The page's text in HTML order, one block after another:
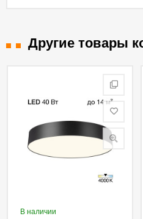
Другие товары
В наличии